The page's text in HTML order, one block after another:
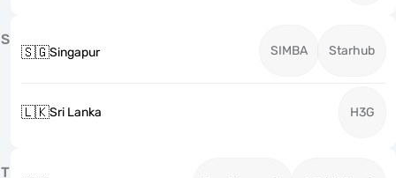
S
🇸🇬Singapur SIMBA Starhub
🇱🇰Sri Lanka H3G
T